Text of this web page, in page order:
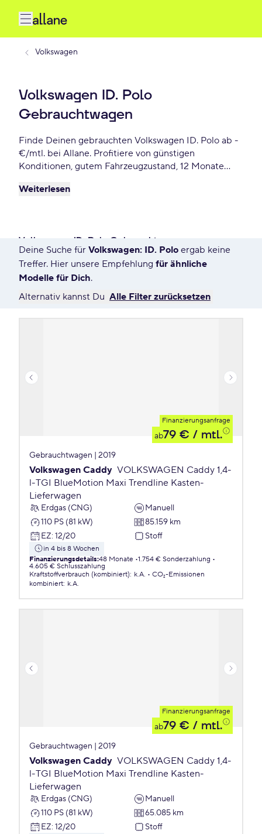
Volkswagen
Volkswagen ID. Polo
Gebrauchtwagen
Finde Deinen gebrauchten Volkswagen ID. Polo ab -
€/mtl. bei Allane. Profitiere von günstigen
Konditionen, gutem Fahrzeugzustand, 12 Monate
Vorteile. Reserviere Dir Deinen Wunsch-Volkswagen
Weiterlesen
Volkswagen ID. Polo Gebrauchtwagen
131 Angebote für Deine Suche
Deine Suche für Volkswagen: ID. Polo ergab keine
Treffer. Hier unsere Empfehlung für ähnliche
Modelle für Dich.
Alternativ kannst Du Alle Filter zurücksetzen
Finanzierungsanfrage
ab79 € / mtl.
Gebrauchtwagen | 2019
Volkswagen Caddy VOLKSWAGEN Caddy 1,4-
l-TGI BlueMotion Maxi Trendline Kasten-
Lieferwagen
Erdgas (CNG)
Manuell
110 PS (81 kW)
85.159 km
EZ: 12/20 Stoff
in 4 bis 8 Wochen
Finanzierungsdetails:48 Monate 1.754 € Sonderzahlung
4.605 € Schlusszahlung
Kraftstoffverbrauch (kombiniert): k.A.
CO₂-Emissionen
kombiniert: k.A.
Finanzierungsanfrage
ab79 € / mtl.
Gebrauchtwagen | 2019
Volkswagen Caddy VOLKSWAGEN Caddy 1,4-
l-TGI BlueMotion Maxi Trendline Kasten-
Lieferwagen
Erdgas (CNG)
Manuell
110 PS (81 kW)
65.085 km
EZ: 12/20 Stoff